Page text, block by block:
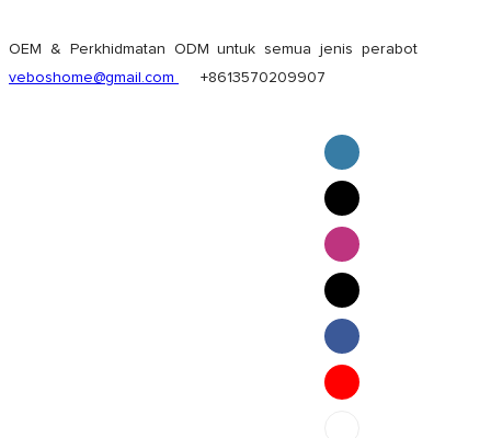
OEM & Perkhidmatan ODM untuk semua jenis perabot
veboshome@gmail.com
+8613570209907
English
Pilipino
ภาษาไทย